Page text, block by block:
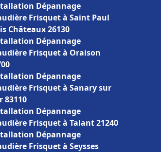
Dépannage
Frisquet à Saint Paul
Châteaux 26130
Dépannage
Frisquet à Oraison
Dépannage
Frisquet à Sanary sur
83110
Dépannage
Frisquet à Talant 21240
Dépannage
Frisquet à Seysses